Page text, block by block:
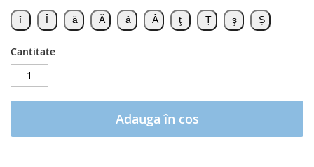
Cantitate
Adauga în cos